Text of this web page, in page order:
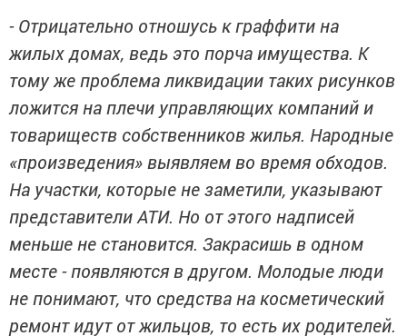
- Отрицательно отношусь к граффити на
жилых домах, ведь это порча имущества. К
тому же проблема ликвидации таких рисунков
ложится на плечи управляющих компаний и
товариществ собственников жилья. Народные
«произведения» выявляем во время обходов.
На участки, которые не заметили, указывают
представители АТИ. Но от этого надписей
меньше не становится. Закрасишь в одном
месте - появляются в другом. Молодые люди
не понимают, что средства на косметический
ремонт идут от жильцов, то есть их родителей.